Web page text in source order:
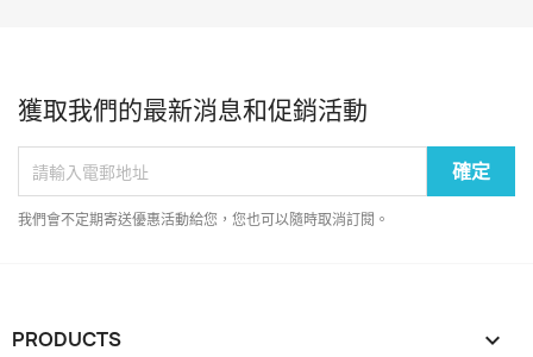
獲取我們的最新消息和促銷活動
我們會不定期寄送優惠活動給您，您也可以隨時取消訂閱。
PRODUCTS 